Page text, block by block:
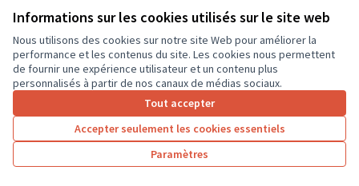
Informations sur les cookies utilisés sur le site web
Nous utilisons des cookies sur notre site Web pour améliorer la
performance et les contenus du site. Les cookies nous permettent
de fournir une expérience utilisateur et un contenu plus
personnalisés à partir de nos canaux de médias sociaux.
Tout accepter
Accepter seulement les cookies essentiels
Paramètres